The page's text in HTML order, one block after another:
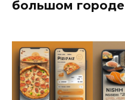
большом городе